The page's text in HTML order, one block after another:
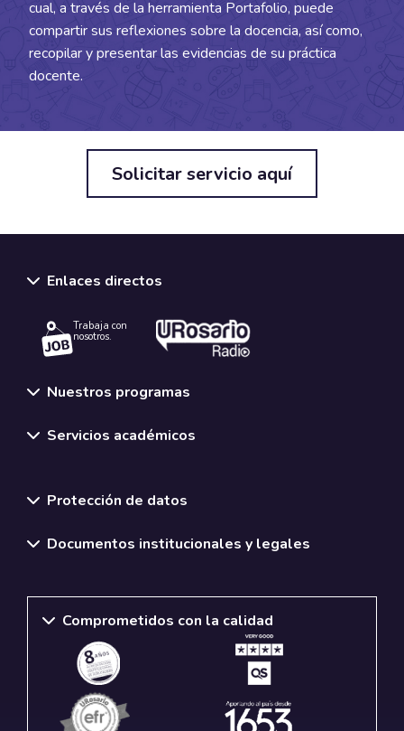
cual, a través de la herramienta Portafolio, puede
compartir sus reflexiones sobre la docencia, así como,
recopilar y presentar las evidencias de su práctica
docente.
Solicitar servicio aquí
Enlaces directos
Trabaja con
nosotros.
Nuestros programas
Servicios académicos
Protección de datos
Documentos institucionales y legales
Comprometidos con la calidad